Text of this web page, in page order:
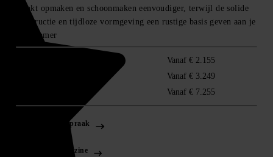
maakt opmaken en schoonmaken eenvoudiger, terwijl de solide
constructie en tijdloze vormgeving een rustige basis geven aan je
slaapkamer
Vanaf € 2.155
Vanaf € 3.249
Vanaf € 7.255
Plan je afspraak
Bestel magazine